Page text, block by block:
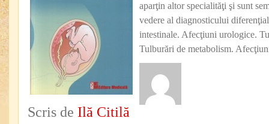
aparţin altor specialităţi şi sunt
vedere al diagnosticului
intestinale. Afecţiuni urologice.
Tulburări de metabolism.
Scris de Ilă Citilă